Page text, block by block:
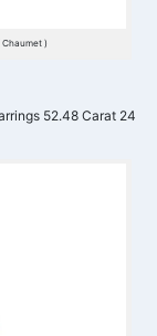
)
52.48 Carat 24